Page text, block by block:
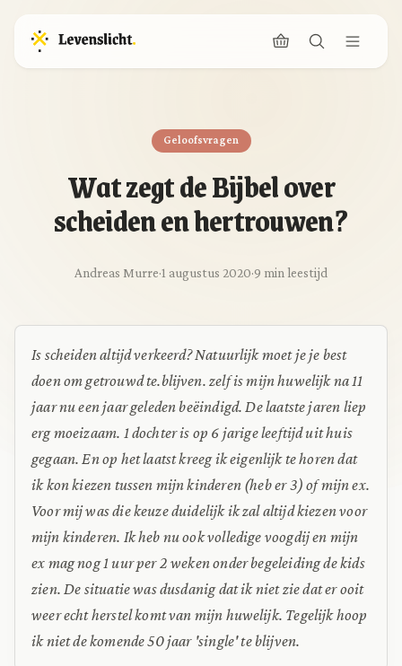
Geloofsvragen
Wat zegt de Bijbel over
scheiden en hertrouwen?
Andreas Murre·1 augustus 2020·9 min leestijd
Is scheiden altijd verkeerd? Natuurlijk moet je je best
doen om getrouwd te.blijven. zelf is mijn huwelijk na 11
jaar nu een jaar geleden beëindigd. De laatste jaren liep
erg moeizaam. 1 dochter is op 6 jarige leeftijd uit huis
gegaan. En op het laatst kreeg ik eigenlijk te horen dat
ik kon kiezen tussen mijn kinderen (heb er 3) of mijn ex.
Voor mij was die keuze duidelijk ik zal altijd kiezen voor
mijn kinderen. Ik heb nu ook volledige voogdij en mijn
ex mag nog 1 uur per 2 weken onder begeleiding de kids
zien. De situatie was dusdanig dat ik niet zie dat er ooit
weer echt herstel komt van mijn huwelijk. Tegelijk hoop
ik niet de komende 50 jaar 'single' te blijven.